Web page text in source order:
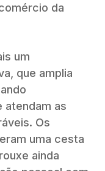
da
um
que amplia
atendam as
Os
uma cesta
ainda